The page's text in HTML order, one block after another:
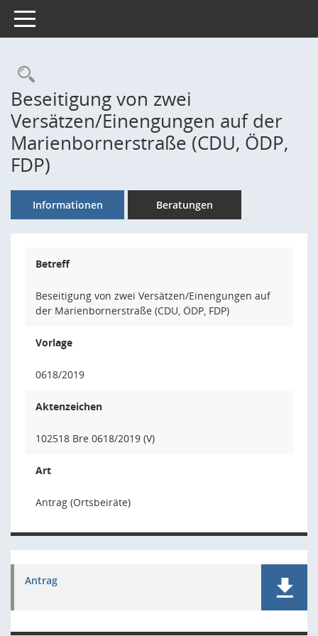
Toggle navigation
Rechercheauswahl
Beseitigung von zwei
Versätzen/Einengungen auf der
Marienbornerstraße (CDU, ÖDP,
FDP)
Informationen Beratungen
Betreff
Beseitigung von zwei Versätzen/Einengungen auf
der Marienbornerstraße (CDU, ÖDP, FDP)
Vorlage
0618/2019
Aktenzeichen
102518 Bre 0618/2019 (V)
Art
Antrag (Ortsbeiräte)
Antrag